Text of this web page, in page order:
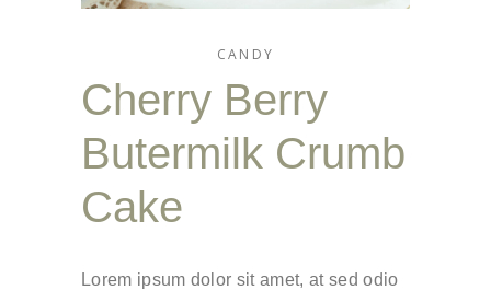
CANDY
Cherry Berry
Butermilk Crumb
Cake
Lorem ipsum dolor sit amet, at sed odio